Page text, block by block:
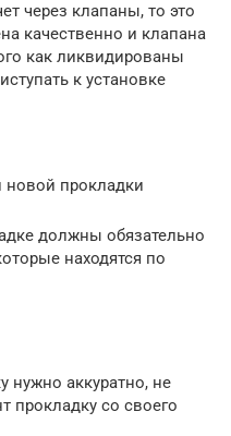
через клапаны, то это
качественно и клапана
как ликвидированы
к установке
новой прокладки
должны обязательно
находятся по
нужно аккуратно, не
прокладку со своего